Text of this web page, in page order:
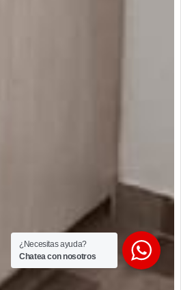
¿Necesitas ayuda?
Chatea con nosotros